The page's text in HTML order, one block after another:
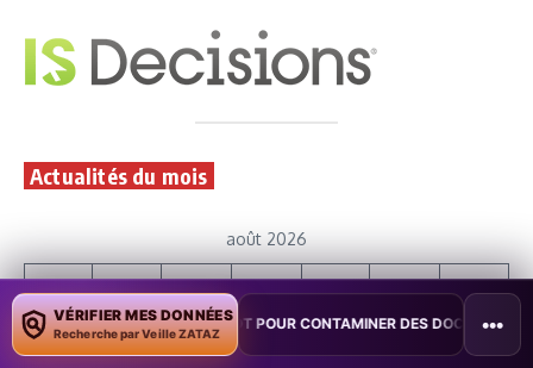
Actualités du mois
août 2026
L M M V S
VÉRIFIER MES DONNÉES
Recherche par Veille ZATAZ
POUR CONTAMINER DES DOCUMENTS • TAÏWAN TESTE UNE
•••